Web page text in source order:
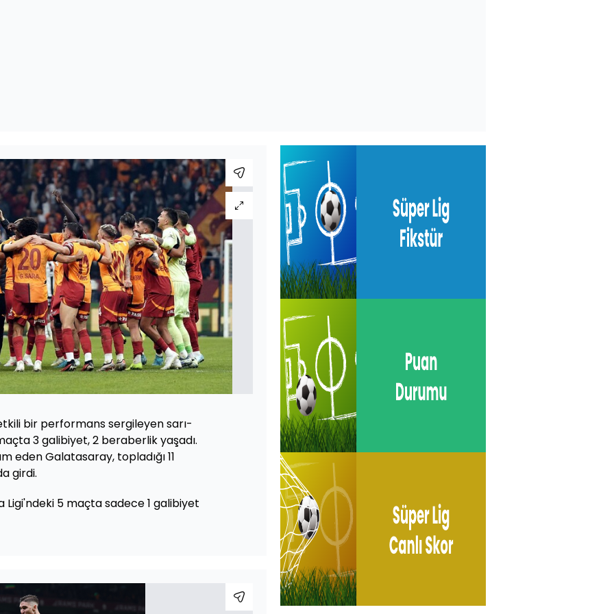
bir performans sergileyen sarı-
maçta 3 galibiyet, 2 beraberlik yaşadı.
eden Galatasaray, topladığı 11
girdi.
Ligi'ndeki 5 maçta sadece 1 galibiyet